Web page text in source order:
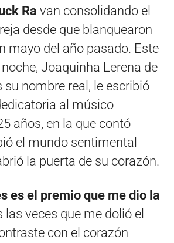
Ra van consolidando el
desde que blanquearon
mayo del año pasado. Este
Joaquinha Lerena de
su nombre real, le escribió
al músico
años, en la que contó
el mundo sentimental
la puerta de su corazón.
es el premio que me dio la
las veces que me dolió el
con el corazón